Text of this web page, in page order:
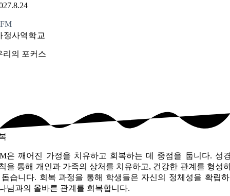
정사역학교
리의 포커스
은 깨어진 가정을 치유하고 회복하는 데 중점을 둡니다. 성
을 통해 개인과 가족의 상처를 치유하고, 건강한 관계를 형성
습니다. 회복 과정을 통해 학생들은 자신의 정체성을 확립
님과의 올바른 관계를 회복합니다.